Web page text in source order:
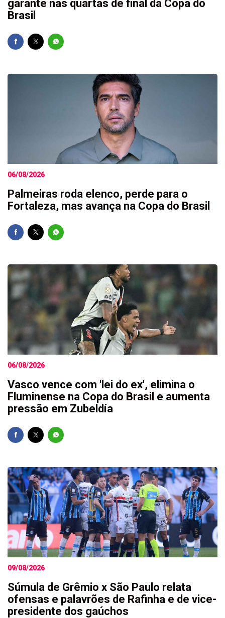
garante nas quartas de final da Copa do
Brasil
06/08/2026
Palmeiras roda elenco, perde para o
Fortaleza, mas avança na Copa do Brasil
06/08/2026
Vasco vence com 'lei do ex', elimina o
Fluminense na Copa do Brasil e aumenta
pressão em Zubeldía
09/08/2026
Súmula de Grêmio x São Paulo relata
ofensas e palavrões de Rafinha e de vice-
presidente dos gaúchos